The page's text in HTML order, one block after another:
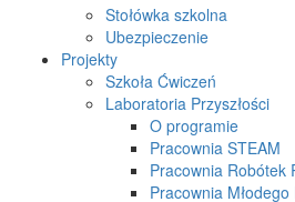
Stołówka szkolna
Ubezpieczenie
Projekty
Szkoła Ćwiczeń
Laboratoria Przyszłości
O programie
Pracownia STEAM
Pracownia Robótek
Pracownia